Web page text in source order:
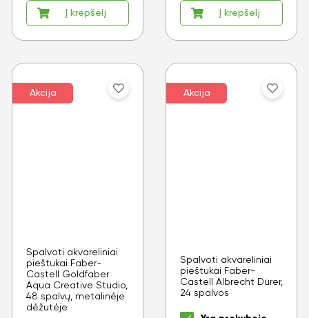
Į krepšelį Į krepšelį
Akcija
Spalvoti akvareliniai
pieštukai Faber-
Castell Goldfaber
Aqua Creative Studio,
48 spalvų, metalinėje
dėžutėje
Akcija
Spalvoti akvareliniai
pieštukai Faber-
Castell Albrecht Dürer,
24 spalvos